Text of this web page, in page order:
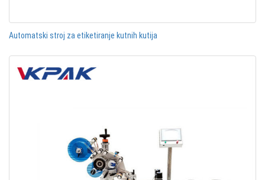
Automatski stroj za etiketiranje kutnih kutija